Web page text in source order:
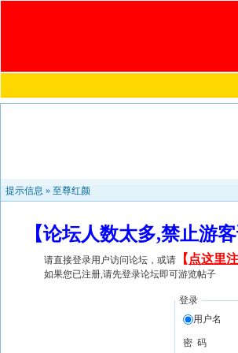
提示信息 » 至尊红颜
【论坛人数太多,禁止游
请直接登录用户访问论坛，或请 【 点这里
如果您已注册,请先登录论坛即可游览帖子
登录
用户名
密 码